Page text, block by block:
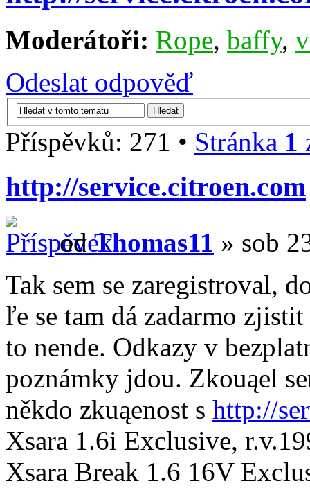
Moderátoři: Rope, baffy,
Odeslat odpověď
Příspěvků: 271 • Stránka 1
http://service.citroen.com
odThomas11 » sob
Tak sem se zaregistroval,
ľe se tam dá zadarmo
to nende. Odkazy v
poznámky jdou. Zkouąel
někdo zkuąenost s http://
Xsara 1.6i Exclusive,
Xsara Break 1.6 16V